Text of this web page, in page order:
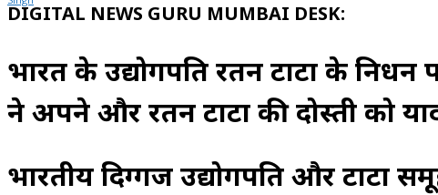
DIGITAL NEWS GURU MUMBAI DESK:
भारत के उद्योगपति रतन टाटा के निधन
ने अपने और रतन टाटा की दोस्ती को
भारतीय दिग्गज उद्योगपति और टाटा